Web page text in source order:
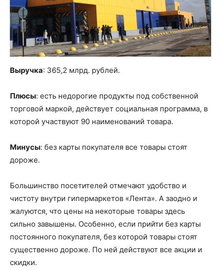
Выручка: 365,2 млрд. рублей.
Плюсы: есть недорогие продукты под собственной
торговой маркой, действует социальная программа, в
которой участвуют 90 наименований товара.
Минусы: без карты покупателя все товары стоят
дороже.
Большинство посетителей отмечают удобство и
чистоту внутри гипермаркетов «Лента». А заодно и
жалуются, что цены на некоторые товары здесь
сильно завышены. Особенно, если прийти без карты
постоянного покупателя, без которой товары стоят
существенно дороже. По ней действуют все акции и
скидки.